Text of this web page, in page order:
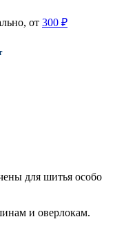
от 300 ₽
для шитья особо
и оверлокам.